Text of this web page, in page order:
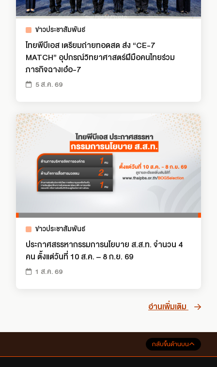
ข่าวประชาสัมพันธ์
ไทยพีบีเอส เตรียมถ่ายทอดสด ส่ง “CE-7
MATCH” อุปกรณ์วิทยาศาสตร์ฝีมือคนไทยร่วม
ภารกิจฉางเอ๋อ-7
5 ส.ค. 69
ข่าวประชาสัมพันธ์
ประกาศสรรหากรรมการนโยบาย ส.ส.ท. จำนวน 4
คน ตั้งแต่วันที่ 10 ส.ค. – 8 ก.ย. 69
1 ส.ค. 69
อ่านเพิ่มเติม
กลับขึ้นด้านบน